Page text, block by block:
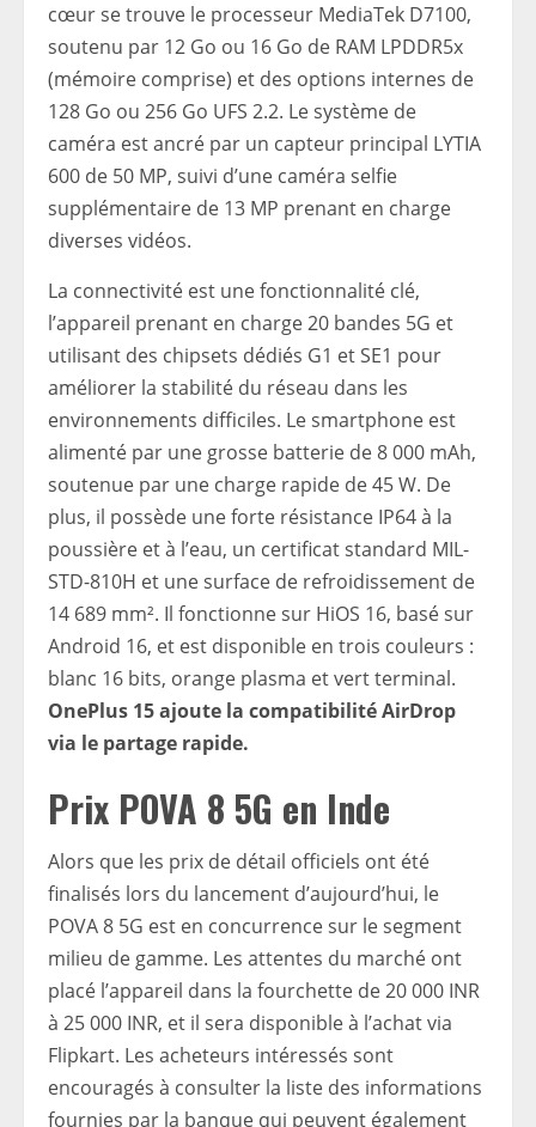
cœur se trouve le processeur MediaTek D7100,
soutenu par 12 Go ou 16 Go de RAM LPDDR5x
(mémoire comprise) et des options internes de
128 Go ou 256 Go UFS 2.2. Le système de
caméra est ancré par un capteur principal LYTIA
600 de 50 MP, suivi d’une caméra selfie
supplémentaire de 13 MP prenant en charge
diverses vidéos.
La connectivité est une fonctionnalité clé,
l’appareil prenant en charge 20 bandes 5G et
utilisant des chipsets dédiés G1 et SE1 pour
améliorer la stabilité du réseau dans les
environnements difficiles. Le smartphone est
alimenté par une grosse batterie de 8 000 mAh,
soutenue par une charge rapide de 45 W. De
plus, il possède une forte résistance IP64 à la
poussière et à l’eau, un certificat standard MIL-
STD-810H et une surface de refroidissement de
14 689 mm². Il fonctionne sur HiOS 16, basé sur
Android 16, et est disponible en trois couleurs :
blanc 16 bits, orange plasma et vert terminal.
OnePlus 15 ajoute la compatibilité AirDrop
via le partage rapide.
Prix ​​​​POVA 8 5G en Inde
Alors que les prix de détail officiels ont été
finalisés lors du lancement d’aujourd’hui, le
POVA 8 5G est en concurrence sur le segment
milieu de gamme. Les attentes du marché ont
placé l’appareil dans la fourchette de 20 000 INR
à 25 000 INR, et il sera disponible à l’achat via
Flipkart. Les acheteurs intéressés sont
encouragés à consulter la liste des informations
fournies par la banque qui peuvent également